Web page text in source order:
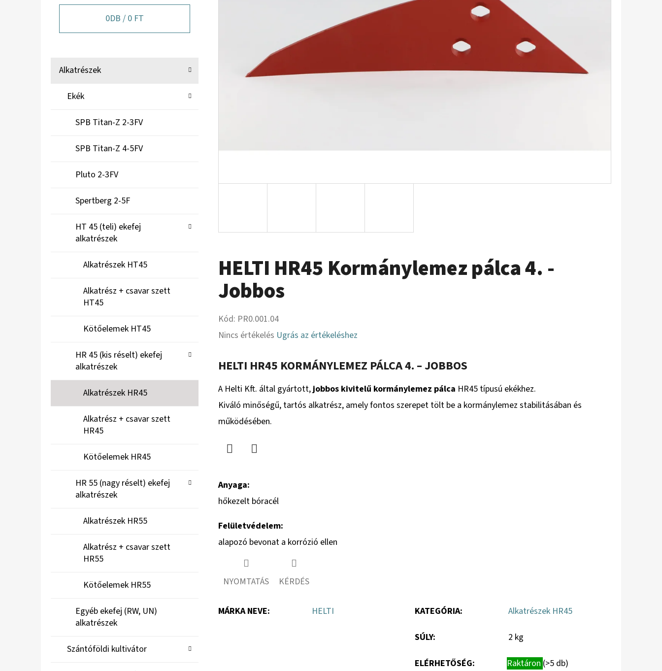
0DB / 0 FT
Kategóriák
Alkatrészek
Ekék
SPB Titan-Z 2-3FV
SPB Titan-Z 4-5FV
Pluto 2-3FV
Spertberg 2-5F
HT 45 (teli) ekefej
alkatrészek
Alkatrészek HT45
Alkatrész + csavar szett
HT45
Kötőelemek HT45
HR 45 (kis réselt) ekefej
alkatrészek
Alkatrészek HR45
Alkatrész + csavar szett
HR45
Kötőelemek HR45
HR 55 (nagy réselt) ekefej
alkatrészek
Alkatrészek HR55
Alkatrész + csavar szett
HR55
Kötőelemek HR55
Egyéb ekefej (RW, UN)
alkatrészek
Szántóföldi kultivátor
HELTI HR45 Kormánylemez pálca 4. -
Jobbos
Kód: PR0.001.04
A
átlagos
értékelése
5-
ből
csillag.
Nincs értékelés Ugrás az értékeléshez
HELTI HR45 KORMÁNYLEMEZ PÁLCA 4. – JOBBOS
A Helti Kft. által gyártott,jobbos kivitelű kormánylemez pálca HR45 típusú ekékhez.
Kiváló minőségű, tartós alkatrész, amely fontos szerepet tölt be a kormánylemez stabilitásában és
működésében.
Anyaga:
hőkezelt bóracél
Felületvédelem:
alapozó bevonat a korrózió ellen
NYOMTATÁS KÉRDÉS
MÁRKA NEVE: HELTI KATEGÓRIA: Alkatrészek HR45
SÚLY: 2 kg
ELÉRHETŐSÉG: Raktáron (>5 db)